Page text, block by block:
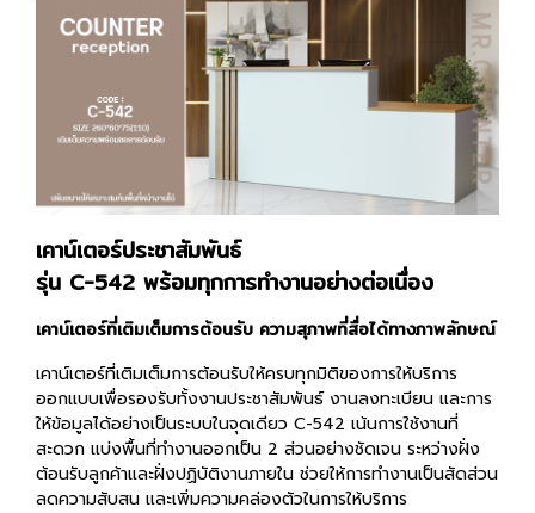
เคาน์เตอร์ประชาสัมพันธ์
รุ่น C-542 พร้อมทุกการทำงานอย่างต่อเนื่อง
เคาน์เตอร์ที่เติมเต็มการต้อนรับ ความสุภาพที่สื่อได้ทางภาพลักษณ์
เคาน์เตอร์ที่เติมเต็มการต้อนรับให้ครบทุกมิติของการให้บริการ
ออกแบบเพื่อรองรับทั้งงานประชาสัมพันธ์ งานลงทะเบียน และการ
ให้ข้อมูลได้อย่างเป็นระบบในจุดเดียว C-542 เน้นการใช้งานที่
สะดวก แบ่งพื้นที่ทำงานออกเป็น 2 ส่วนอย่างชัดเจน ระหว่างฝั่ง
ต้อนรับลูกค้าและฝั่งปฏิบัติงานภายใน ช่วยให้การทำงานเป็นสัดส่วน
ลดความสับสน และเพิ่มความคล่องตัวในการให้บริการ